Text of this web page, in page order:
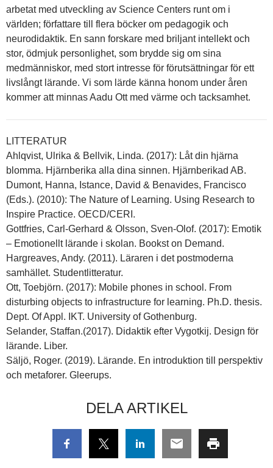
arbetat med utveckling av Science Centers runt om i
världen; författare till flera böcker om pedagogik och
neurodidaktik. En sann forskare med briljant intellekt och
stor, ödmjuk personlighet, som brydde sig om sina
medmänniskor, med stort intresse för förutsättningar för ett
livslångt lärande. Vi som lärde känna honom under åren
kommer att minnas Aadu Ott med värme och tacksamhet.
LITTERATUR
Ahlqvist, Ulrika & Bellvik, Linda. (2017): Låt din hjärna
blomma. Hjärnberika alla dina sinnen. Hjärnberikad AB.
Dumont, Hanna, Istance, David & Benavides, Francisco
(Eds.). (2010): The Nature of Learning. Using Research to
Inspire Practice. OECD/CERI.
Gottfries, Carl-Gerhard & Olsson, Sven-Olof. (2017): Emotik
– Emotionellt lärande i skolan. Bookst on Demand.
Hargreaves, Andy. (2011). Läraren i det postmoderna
samhället. Studentlitteratur.
Ott, Toebjörn. (2017): Mobile phones in school. From
disturbing objects to infrastructure for learning. Ph.D. thesis.
Dept. Of Appl. IKT. University of Gothenburg.
Selander, Staffan.(2017). Didaktik efter Vygotkij. Design för
lärande. Liber.
Säljö, Roger. (2019). Lärande. En introduktion till perspektiv
och metaforer. Gleerups.
DELA ARTIKEL